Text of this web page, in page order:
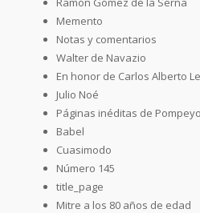
Memento
Notas y comentarios
Walter de Navazio
En honor de Carlos Alberto
Julio Noé
Páginas inéditas de
Babel
Cuasimodo
Número 145
title_page
Mitre a los 80 años de edad